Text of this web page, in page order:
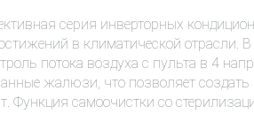
серия инверторных
в климатической отрасли.
потока воздуха с пульта в 4
жалюзи, что позволяет
Функция самоочистки со